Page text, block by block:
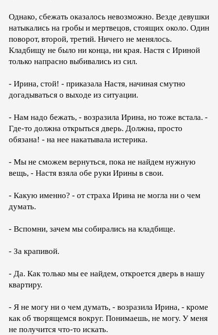
Однако, сбежать оказалось невозможно. Везде девушки
натыкались на гробы и мертвецов, стоящих около. Один
поворот, второй, третий. Ничего не менялось.
Кладбищу не было ни конца, ни края. Настя с Ириной
только напрасно выбивались из сил.
- Ирина, стой! - приказала Настя, начиная смутно
догадываться о выходе из ситуации.
- Нам надо бежать, - возразила Ирина, но тоже встала. -
Где-то должна открыться дверь. Должна, просто
обязана! - на нее накатывала истерика.
- Мы не сможем вернуться, пока не найдем нужную
вещь, - Настя взяла обе руки Ирины в свои.
- Какую именно? - от страха Ирина не могла ни о чем
думать.
- Вспомни, зачем мы собирались на кладбище.
- За крапивой.
- Да. Как только мы ее найдем, откроется дверь в нашу
квартиру.
- Я не могу ни о чем думать, - возразила Ирина, - кроме
как об творящемся вокруг. Понимаешь, не могу. У меня
не получится что-то искать.